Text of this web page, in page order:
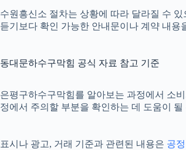
수원흥신소 절차는 상황에 따라 달라질 수
듣기보다 확인 가능한 안내문이나 계약 내용
동대문하수구막힘 공식 자료 참고 기준
은평구하수구막힘를 알아보는 과정에서 소
정에서 주의할 부분을 확인하는 데 도움이
표시나 광고, 거래 기준과 관련된 내용은 공